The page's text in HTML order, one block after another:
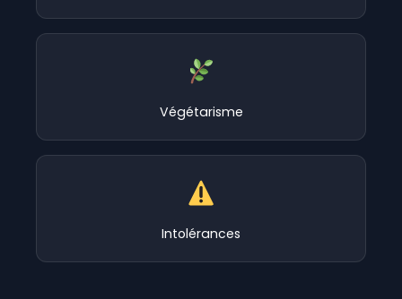
Végétarisme
Intolérances